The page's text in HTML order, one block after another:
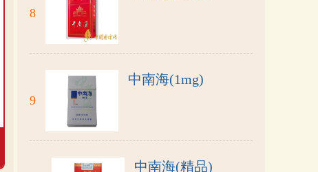
8
9
中南海(1mg)
中南海(精品)